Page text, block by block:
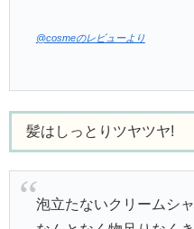
@cosmeのレビューより
髪はしっとりツヤツヤ!
泡立たないクリームシ